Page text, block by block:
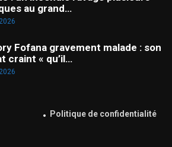
au grand…
Fofana gravement malade : son
craint « qu’il…
Politique de confidentialité